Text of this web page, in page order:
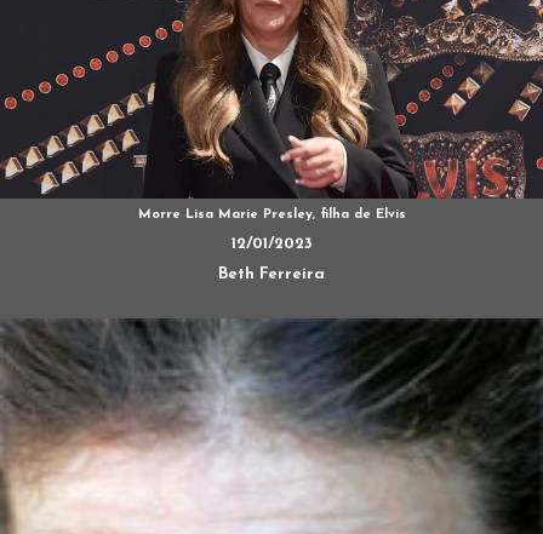
Morre Lisa Marie Presley, filha de Elvis
12/01/2023
Beth Ferreira